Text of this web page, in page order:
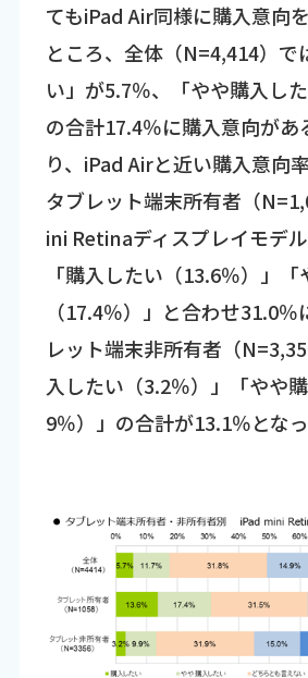
てもiPad Air同様に購入意向
ところ、全体（N=4,414）で
い」が5.7％、「やや購入し
の合計17.4％に購入意向があ
り、iPad Airと近い購入意向率
タブレット端末所有者（
ini Retinaディスプレイモデル
「購入したい（13.6％）」
（17.4％）」と合わせ31.0
レット端末非所有者（
入したい（3.2％）」「やや
9％）」の合計が13.1％となっ